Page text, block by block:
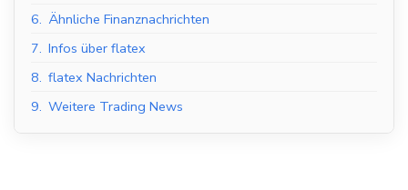
6. Ähnliche Finanznachrichten
7. Infos über flatex
8. flatex Nachrichten
9. Weitere Trading News